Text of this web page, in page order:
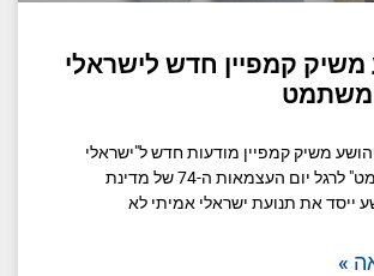
משיק קמפיין חדש לישראלי
משתמט
משיק קמפיין מודעות חדש ל"ישראלי
אמיתי לא משתמט" לרגל יום העצמאות ה-74 של מדינת
ייסד את תנועת ישראלי אמיתי לא
»